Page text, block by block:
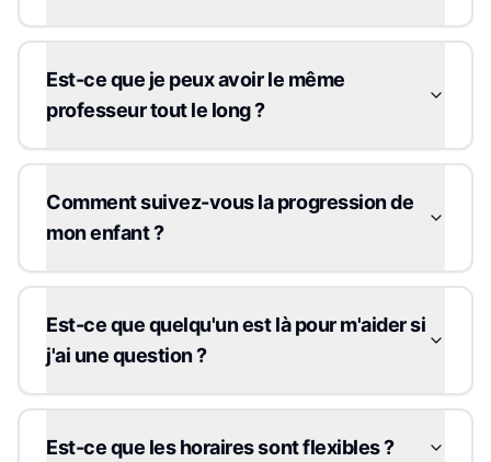
Est-ce que je peux avoir le même
professeur tout le long ?
Comment suivez-vous la progression de
mon enfant ?
Est-ce que quelqu'un est là pour m'aider si
j'ai une question ?
Est-ce que les horaires sont flexibles ?